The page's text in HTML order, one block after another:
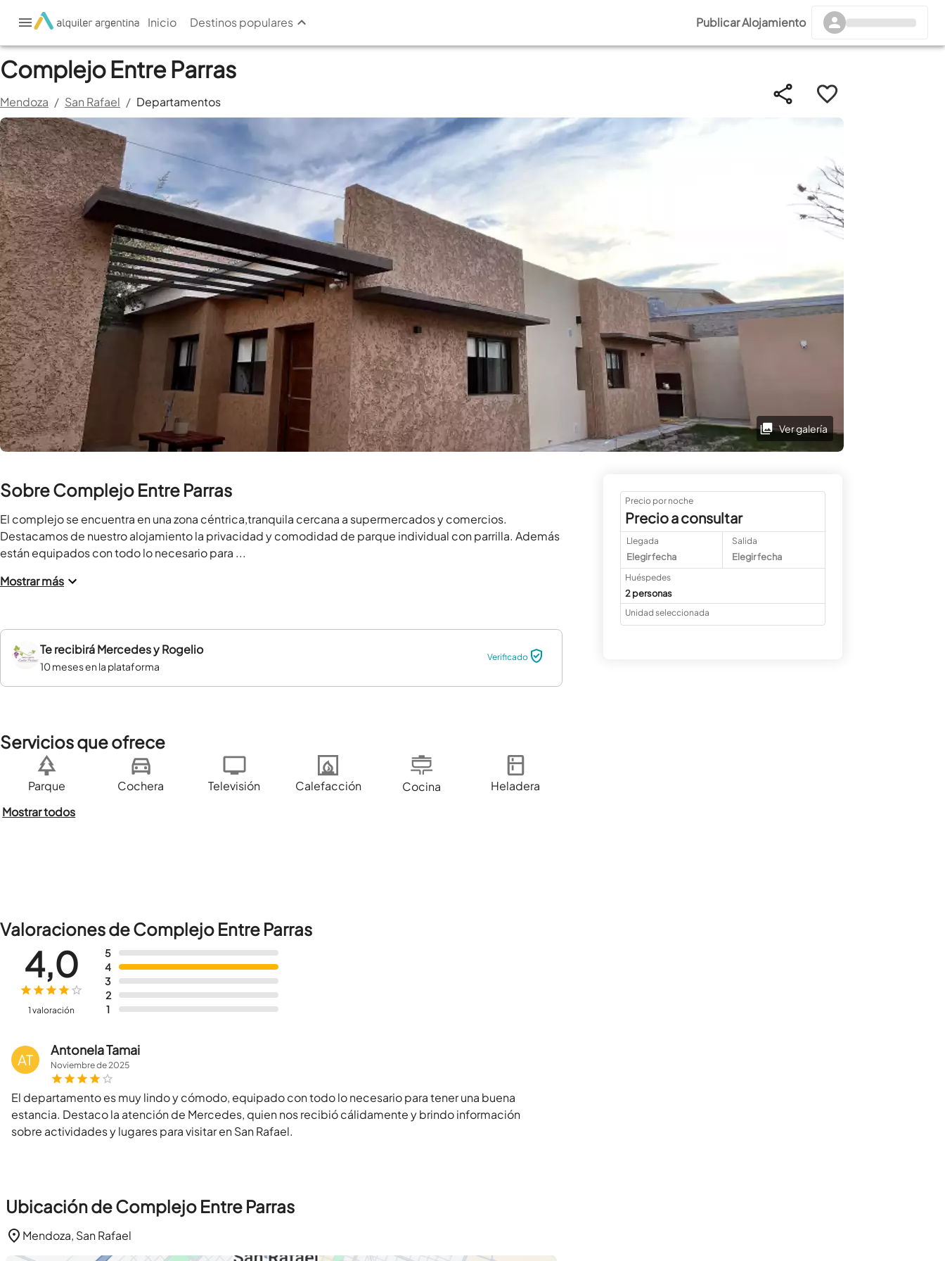
Inicio Destinos populares Publicar Alojamiento
Complejo Entre Parras
Mendoza / San Rafael / Departamentos
Ver galería
Sobre Complejo Entre Parras
El complejo se encuentra en una zona céntrica,tranquila cercana a supermercados y comercios.
Destacamos de nuestro alojamiento la privacidad y comodidad de parque individual con parrilla. Además
están equipados con todo lo necesario para ...
Mostrar más
Te recibiráMercedes y Rogelio
10 meses en la plataforma
Verificado
Servicios que ofrece
Parque Cochera Televisión Calefacción Cocina
Heladera
Mostrar todos
Valoraciones de Complejo Entre Parras
5
4
3
2
1
4,0
1 valoración
AT
Antonela Tamai
Noviembrede2025
El departamento es muy lindo y cómodo, equipado con todo lo necesario para tener una buena
estancia. Destaco la atención de Mercedes, quien nos recibió cálidamente y brindo información
sobre actividades y lugares para visitar en San Rafael.
Ubicación de Complejo Entre Parras
Mendoza, San Rafael
Precio por noche
Precio a consultar
Llegada
Elegir fecha
Salida
Elegir fecha
Huéspedes
2 personas
Unidad seleccionada